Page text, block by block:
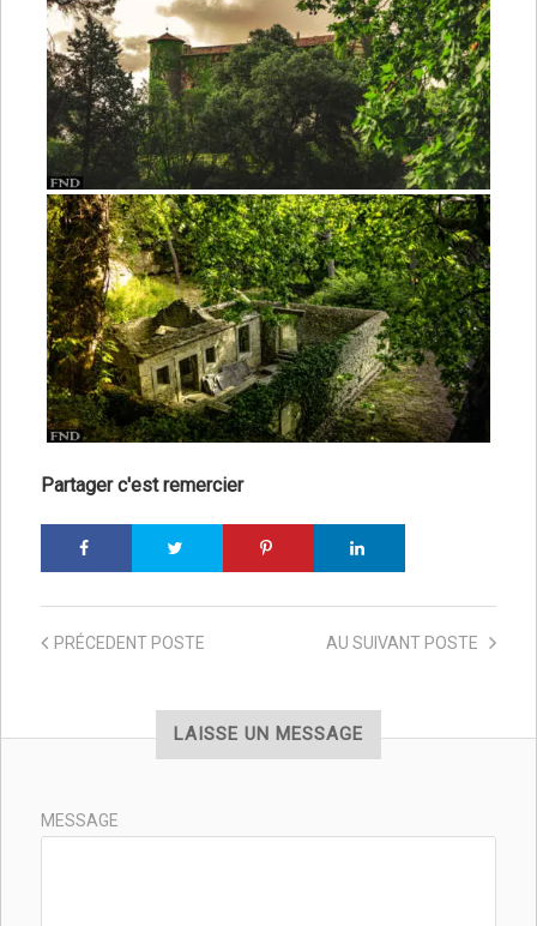
Partager c'est remercier
AU SUIVANTPOSTE
PRÉCEDENT POSTE
LAISSE UN MESSAGE
MESSAGE